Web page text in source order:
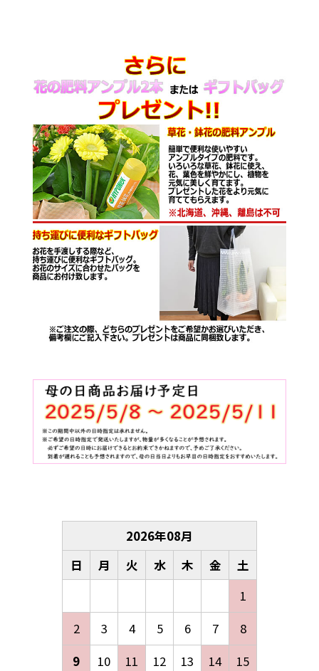
2026年08月
日
月 火 水 木 金
土
1
2
3 4 5 6 7
8
9
10 11 12 13 14
15